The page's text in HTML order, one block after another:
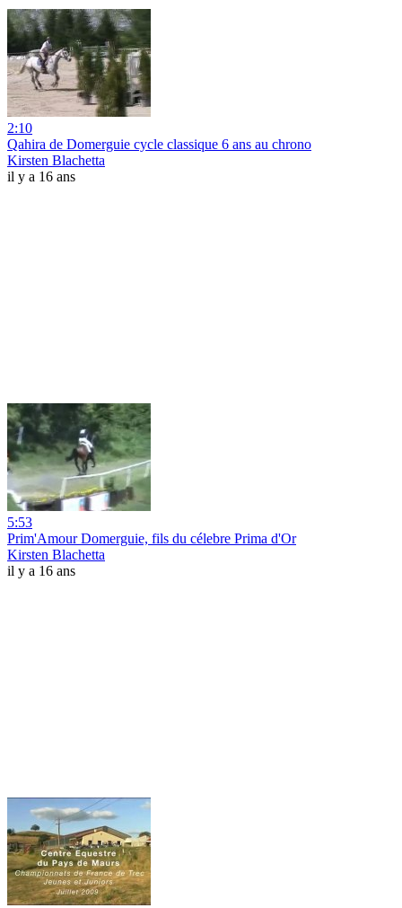
2:10
Qahira de Domerguie cycle classique 6 ans au chrono
Kirsten Blachetta
il y a 16 ans
5:53
Prim'Amour Domerguie, fils du célebre Prima d'Or
Kirsten Blachetta
il y a 16 ans